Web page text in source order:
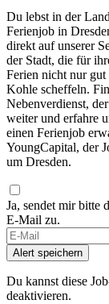
Du lebst in der
Ferienjob in
direkt auf unserer
der Stadt, die für
Ferien nicht nur gut
Kohle scheffeln.
Nebenverdienst,
weiter und erfahre
einen Ferienjob
YoungCapital, der
um Dresden.
Ja, sendet mir bitte
E-Mail zu.
Alert speichern
Du kannst diese
deaktivieren.